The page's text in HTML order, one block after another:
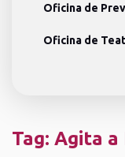
Oficina de
Oficina de
Tag: Agita a